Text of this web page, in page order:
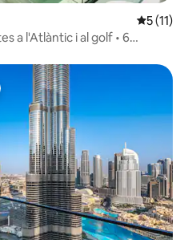
5 de
5 (11)
a l'Atlàntic i al golf • 6